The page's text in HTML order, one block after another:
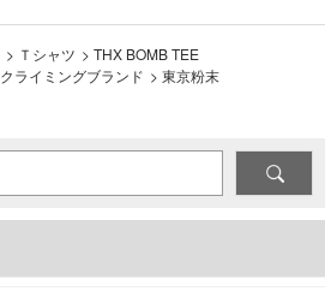
> Ｔシャツ > THX BOMB TEE
クライミングブランド > 東京粉末